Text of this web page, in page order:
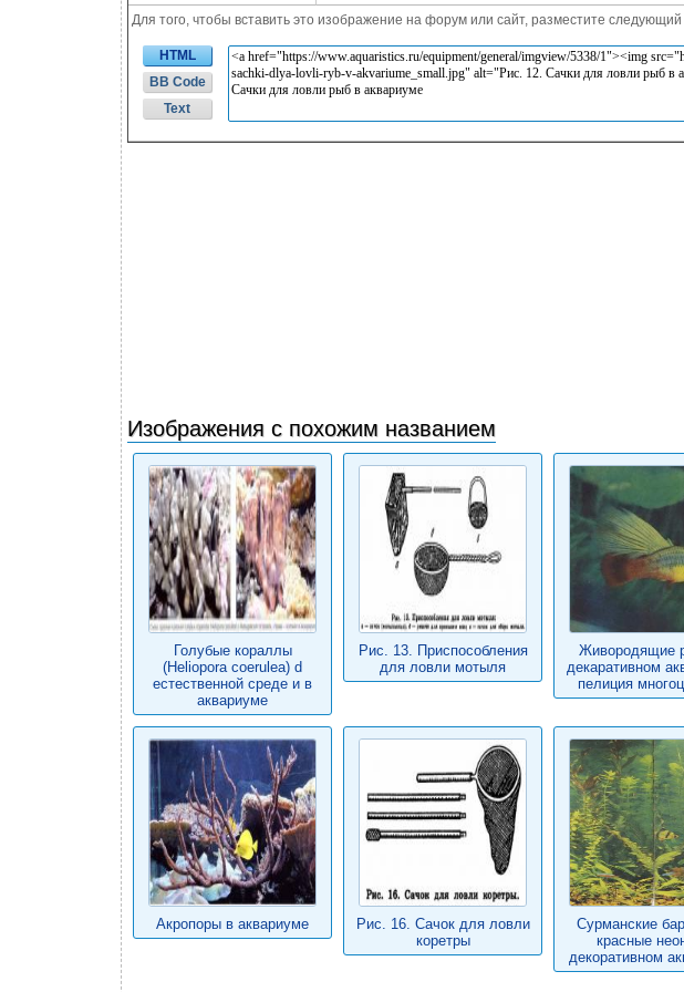
Для того, чтобы вставить это изображение на форум или сайт, разместите следующий
HTML
BB Code
Text
Изображения с похожим названием
Голубые кораллы
(Heliopora coerulea) d
естественной среде и в
аквариуме
Рис. 13. Приспособления
для ловли мотыля
Живородящие
декаративном
пелиция
Акропоры в аквариуме
Рис. 16. Сачок для ловли
коретры
Сурманские
красные
декоративном